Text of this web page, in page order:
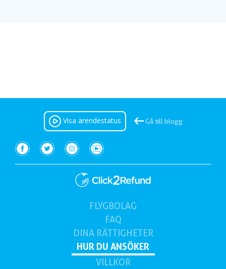
Visa ärendestatus Gå till blogg
FLYGBOLAG
FAQ(aktuell)
DINARÄTTIGHETER
HUR DU ANSÖKER
VILLKOR